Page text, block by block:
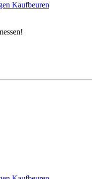
Kaufbeuren